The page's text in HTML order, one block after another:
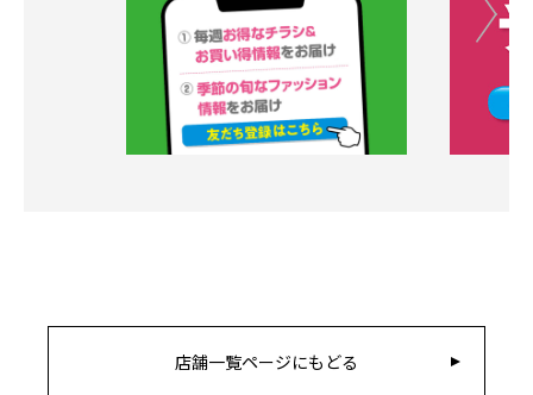
店舗一覧ページにもどる